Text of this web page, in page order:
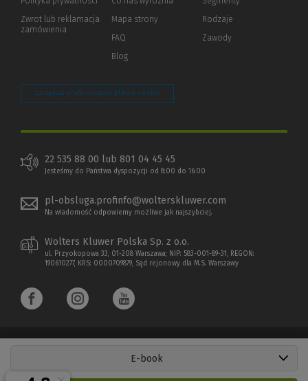
E-book
innej
Zwrot lub reklamacja
zamówienia
Mapa strony
FAQ
Blog
Rodzaje
Zawody
Zarządzaj preferencjami plików cookie
22 535 88 00 lub 801 04 45 45
Jesteśmy do Państwa dyspozycji od 8:00 do 16:00
pl-obsluga.profinfo@wolterskluwer.com
Na wiadomość odpowiemy możliwe jak najszybciej.
Wolters Kluwer Polska Sp. z o.o.
ul. Przyokopowa 33, 01-208 Warszawa; NIP: 583-001-89-31, REGON:
190610277, KRS: 0000709879, Sąd rejonowy dla M.S. Warszawy